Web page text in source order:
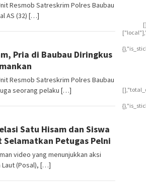
Resmob Satreskrim Polres Baubau
AS (32) […]
Pria di Baubau Diringkus
Resmob Satreskrim Polres Baubau
seorang pelaku […]
Satu Hisam dan Siswa
Selamatkan Petugas Pelni
video yang menunjukkan aksi
Laut (Posal), […]